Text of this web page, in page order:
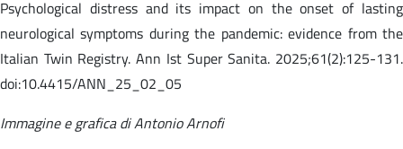
Psychological distress and its impact on the onset of lasting
neurological symptoms during the pandemic: evidence from the
Italian Twin Registry. Ann Ist Super Sanita. 2025;61(2):125-131.
doi:10.4415/ANN_25_02_05
Immagine e grafica di Antonio Arnofi